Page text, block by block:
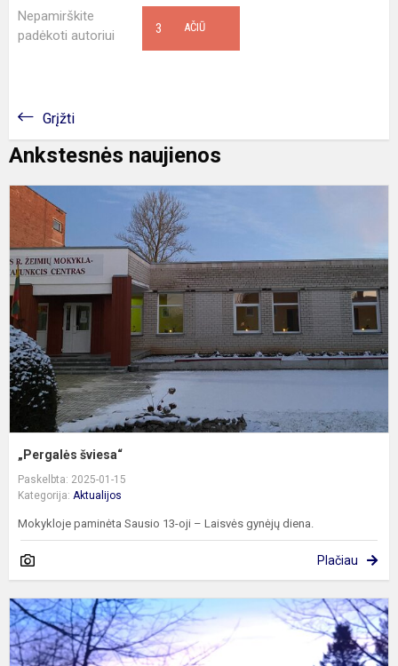
Nepamirškite
padėkoti autoriui
AČIŪ
3
Grįžti
Ankstesnės naujienos
„Pergalės šviesa“
Paskelbta: 2025-01-15
Kategorija: Aktualijos
Mokykloje paminėta Sausio 13-oji – Laisvės gynėjų diena.
Plačiau